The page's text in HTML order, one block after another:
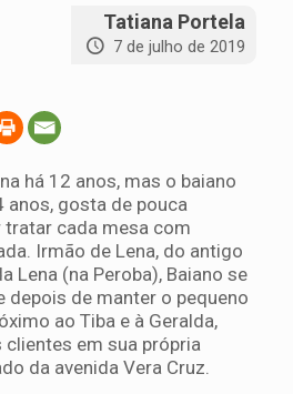
Tatiana Portela
7 de julho de 2019
há 12 anos, mas o baiano
anos, gosta de pouca
tratar cada mesa com
Irmão de Lena, do antigo
Lena (na Peroba), Baiano se
depois de manter o pequeno
ao Tiba e à Geralda,
em sua própria
da avenida Vera Cruz.